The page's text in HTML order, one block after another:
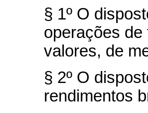
§ 1º O
operações
valores, de
§ 2º O
rendimentos